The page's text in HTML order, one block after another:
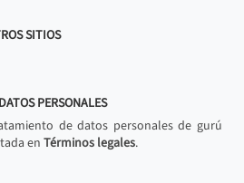
SITIOS
PERSONALES
de datos personales de gurú
en Términos legales.